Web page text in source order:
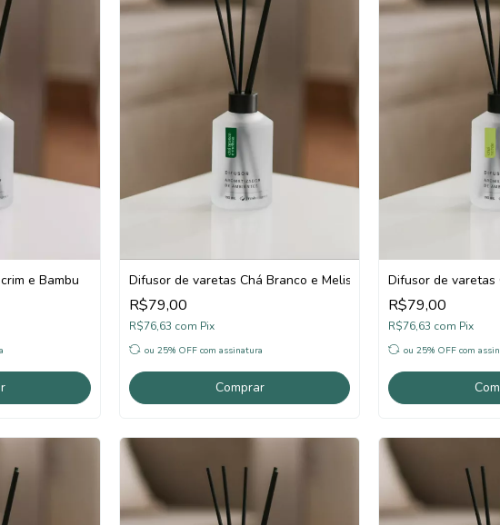
e Bambu Difusor de varetas Chá Branco e Melissa
R$79,00
R$76,63 com Pix
ou 25% OFFcom assinatura
Comprar
Difusor de varetas
R$79,00
R$76,63 com Pix
ou 25% OFFcom